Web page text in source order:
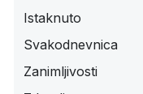
Istaknuto
Svakodnevnica
Zanimljivosti